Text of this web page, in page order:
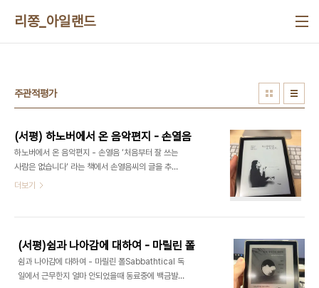
리쫑_아일랜드
주관적평가
(서평) 하노버에서 온 음악편지 - 손열음
하노버에서 온 음악편지 - 손열음 ‘처음부터 잘 쓰는
사람은 없습니다‘ 라는 책에서 손열음씨의 글을 추천
해서 이 책을 알게됐다. 리듬을 알기위해 틈날때마다
행을 한다는것과 어디선가 들은 염문설을 들은것 외
에는 아는바가 별로 없었다. 내가 무언가 잊은게 있는
지 싶어서 Youtube에서 검색해 썸네일들을 둘러봤
는데, 이유는모르겠지만 노란색 드레스 외에는 기억
더보기
(서평)쉼과 나아감에 대하여 - 마릴린 폴
쉼과 나아감에 대하여 - 마릴린 폴Sabbathtical 독
일에서 근무한지 얼마 안되었을때 동료중에 백금발